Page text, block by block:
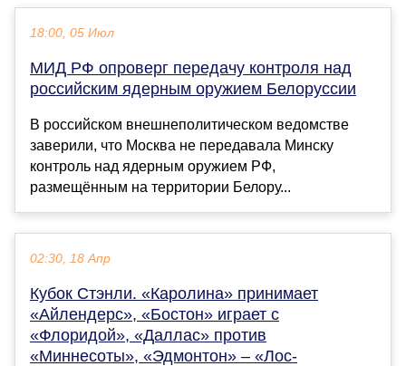
18:00, 05 Июл
МИД РФ опроверг передачу контроля над
российским ядерным оружием Белоруссии
В российском внешнеполитическом ведомстве
заверили, что Москва не передавала Минску
контроль над ядерным оружием РФ,
размещённым на территории Белору...
02:30, 18 Апр
Кубок Стэнли. «Каролина» принимает
«Айлендерс», «Бостон» играет с
«Флоридой», «Даллас» против
«Миннесоты», «Эдмонтон» – «Лос-